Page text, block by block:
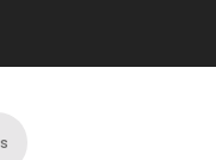
bevásárlókosár 0